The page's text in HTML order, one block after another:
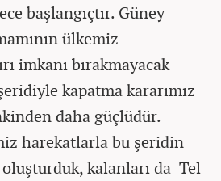
başlangıçtır. Güney
ülkemiz
imkanı bırakmayacak
kapatma kararımız
daha güçlüdür.
harekatlarla bu şeridin
oluşturduk, kalanları da Tel